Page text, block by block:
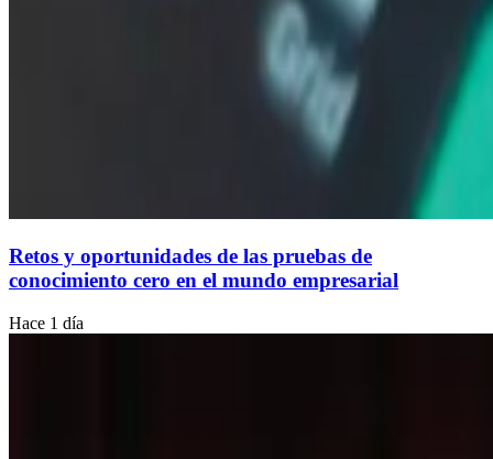
Retos y oportunidades de las pruebas de
conocimiento cero en el mundo empresarial
Hace 1 día